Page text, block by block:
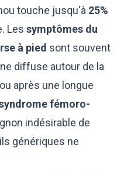
touche jusqu'à 25%
Les symptômes du
à pied sont souvent
diffuse autour de la
après une longue
fémoro-
indésirable de
génériques ne